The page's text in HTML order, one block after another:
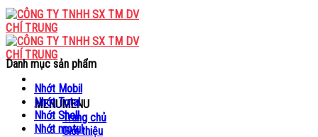
MENUMENU
Trang chủ
Giới thiệu
Danh mục sản phẩm
Nhớt Mobil
Nhớt Total
Nhớt Shell
Nhớt motul